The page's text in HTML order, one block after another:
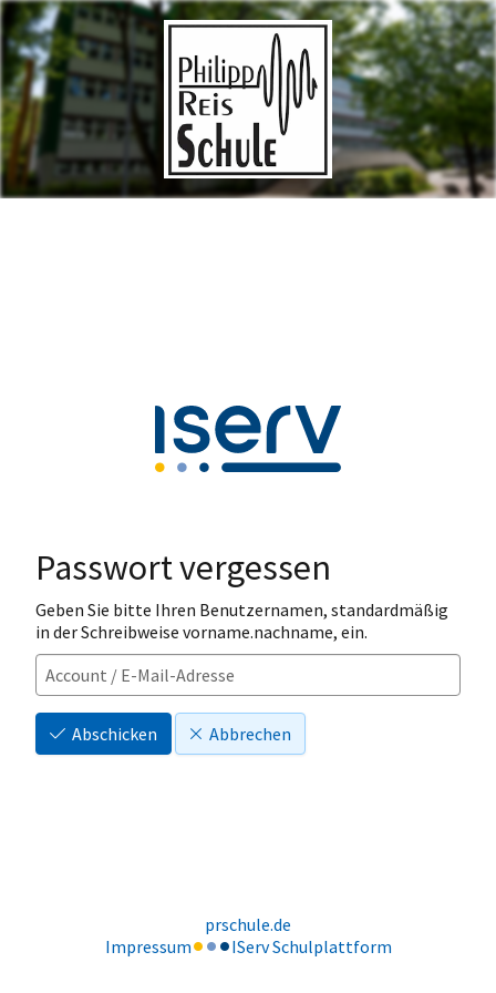
Passwort vergessen
Geben Sie bitte Ihren Benutzernamen, standardmäßig
in der Schreibweise vorname.nachname, ein.
Abschicken Abbrechen
prschule.de
Impressum
IServ Schulplattform